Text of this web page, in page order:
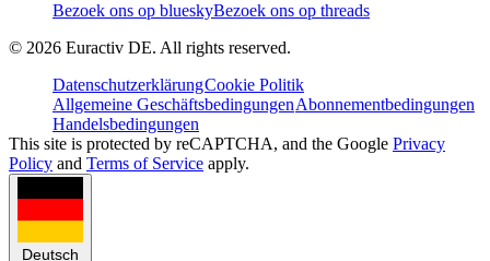
Bezoek ons op blueskyBezoek ons op threads
© 2026 Euractiv DE. All rights reserved.
DatenschutzerklärungCookie Politik
Allgemeine GeschäftsbedingungenAbonnementbedingungen
Handelsbedingungen
This site is protected by reCAPTCHA, and the Google Privacy
Policy and Terms of Service apply.
Deutsch